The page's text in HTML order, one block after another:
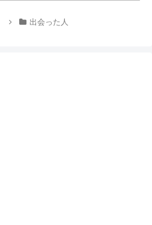
出会った人